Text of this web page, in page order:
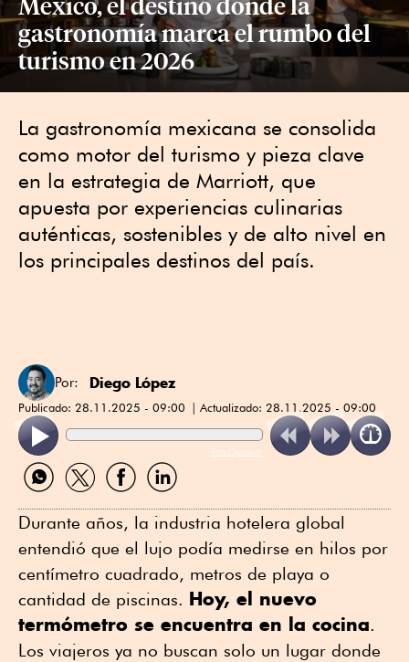
gastronomía marca el rumbo del
turismo en 2026
La gastronomía mexicana se consolida
como motor del turismo y pieza clave
en la estrategia de Marriott, que
apuesta por experiencias culinarias
auténticas, sostenibles y de alto nivel en
los principales destinos del país.
Por: Diego López
Publicado: 28.11.2025 - 09:00 Actualizado: 28.11.2025 - 09:00
ReadSpeaker
Compartir
por
Compartir
por
Compartir
por
Compartir
por
Durante años, la industria hotelera global
entendió que el lujo podía medirse en hilos por
centímetro cuadrado, metros de playa o
cantidad de piscinas. Hoy, el nuevo
termómetro se encuentra en la cocina.
Los viajeros ya no buscan solo un lugar donde